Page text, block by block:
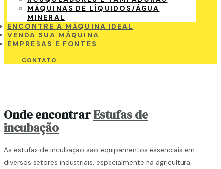
MÁQUINAS DE LÍQUIDOS/ÁGUA
MINERAL
ENCONTRE A MÁQUINA IDEAL
VENDA SUA MÁQUINA
EMPRESAS E FONTES
CONTATO
Onde encontrarEstufas de
incubação
As estufas de incubação são equipamentos essenciais em
diversos setores industriais, especialmente na agricultura